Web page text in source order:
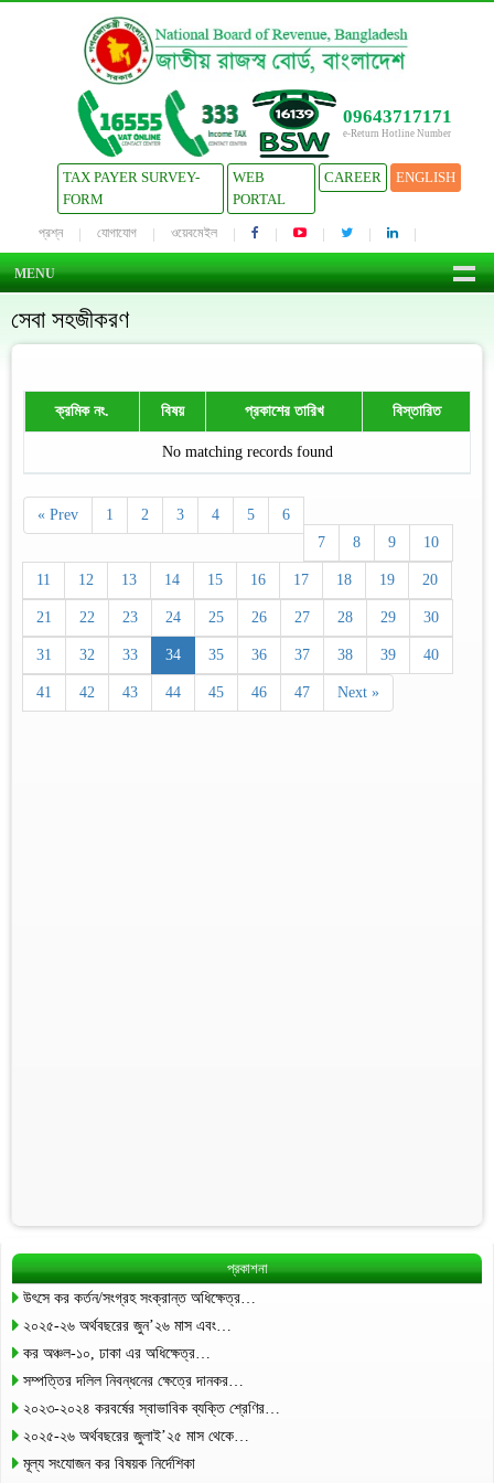
09643717171
e-Return Hotline Number
TAX PAYER SURVEY-
FORM
WEB
PORTAL
CAREER ENGLISH
প্রশ্ন যোগাযোগ ওয়েবমেইল
MENU
সেবা সহজীকরণ
ক্রমিক নং. বিষয় প্রকাশের তারিখ বিস্তারিত
No matching records found
« Prev 1 2 3 4 5
6
7
8 9 10
11 12 13 14 15 16 17 18 19 20
21 22 23 24 25 26 27 28 29 30
31 32 33 34 35 36 37 38 39 40
41 42 43 44 45 46 47 Next »
প্রকাশনা
উৎসে কর কর্তন/সংগ্রহ সংক্রান্ত অধিক্ষেত্র…
২০২৫-২৬ অর্থবছরের জুন’২৬ মাস এবং…
কর অঞ্চল-১০, ঢাকা এর অধিক্ষেত্র…
সম্পত্তির দলিল নিবন্ধনের ক্ষেত্রে দানকর…
২০২৩-২০২৪ করবর্ষের স্বাভাবিক ব্যক্তি শ্রেণির…
২০২৫-২৬ অর্থবছরের জুলাই’২৫ মাস থেকে…
মূল্য সংযোজন কর বিষয়ক নির্দেশিকা